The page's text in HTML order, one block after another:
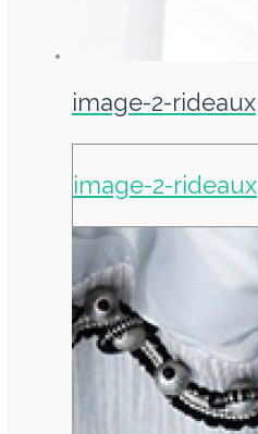
image-2-rideaux
image-2-rideaux